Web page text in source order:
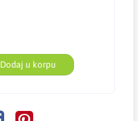
Dodaj u korpu